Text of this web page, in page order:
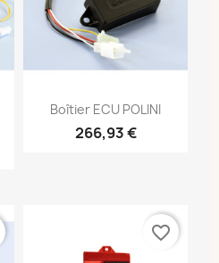
Boîtier ECU POLINI
266,93 €
favorite_border